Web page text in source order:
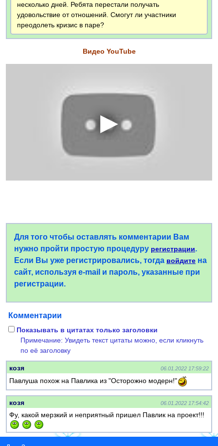
несколько дней. Ребята перестали получать
удовольствие от отношений. Смогут ли участники
преодолеть кризис в паре?
Видео YouTube
Для того чтобы оставлять комментарии Вам
нужно пройти простую процедуру регистрации.
Если Вы уже регистрировались, тогда войдите на
сайт, используя e-mail и пароль, указанные при
регистрации.
Комментарии
Показывать в цитатах только заголовки
Примечание: Увидеть текст цитаты можно, если кликнуть
по её заголовку
козя 06.01.2022 17:59:22
Павлуша похож на Павлика из "Осторожно модерн!"
козя 06.01.2022 17:54:42
Фу, какой мерзкий и неприятный пришел Павлик на проект!!!